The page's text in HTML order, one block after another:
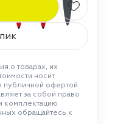
о товарах, их
носит
публичной офертой
за собой право
комплектацию
обращайтесь к